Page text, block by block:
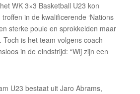
WK 3×3 Basketball U23 kon
in de kwalificerende ‘Nations
sterke poule en sprokkelden maar
Toch is het team volgens coach
in de eindstrijd: “Wij zijn een
U23 bestaat uit Jaro Abrams,